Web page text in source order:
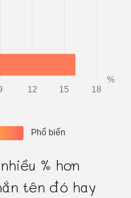
% hơn
tên đó hay